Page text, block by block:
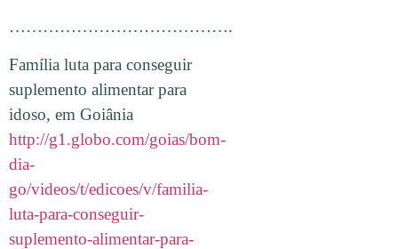
………………………………….
Família luta para conseguir
suplemento alimentar para
idoso, em Goiânia
http://g1.globo.com/goias/bom-
dia-
go/videos/t/edicoes/v/familia-
luta-para-conseguir-
suplemento-alimentar-para-